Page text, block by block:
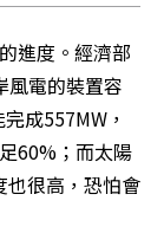
進度。經濟部
風電的裝置容
成557MW，
60%；而太陽
也很高，恐怕會